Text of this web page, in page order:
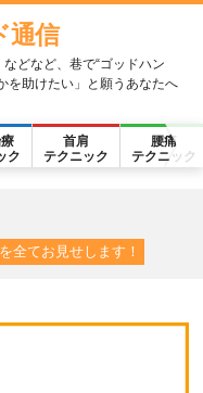
通信
どなど、巷で“ゴッドハン
を助けたい」と願うあなたへ
ク
首肩
テクニック
腰痛
テクニック
全てお見せします！